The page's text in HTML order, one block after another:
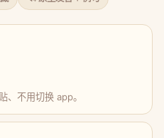
、不用切换 app。